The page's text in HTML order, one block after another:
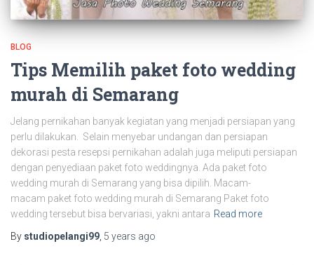
BLOG
Tips Memilih paket foto wedding
murah di Semarang
Jelang pernikahan banyak kegiatan yang menjadi persiapan yang
perlu dilakukan. Selain menyebar undangan dan persiapan
dekorasi pesta resepsi pernikahan adalah juga meliputi persiapan
dengan penyediaan paket foto weddingnya. Ada paket foto
wedding murah di Semarang yang bisa dipilih. Macam-
macam paket foto wedding murah di Semarang Paket foto
wedding tersebut bisa bervariasi, yakni antara Read more
By studiopelangi99 5 years ago